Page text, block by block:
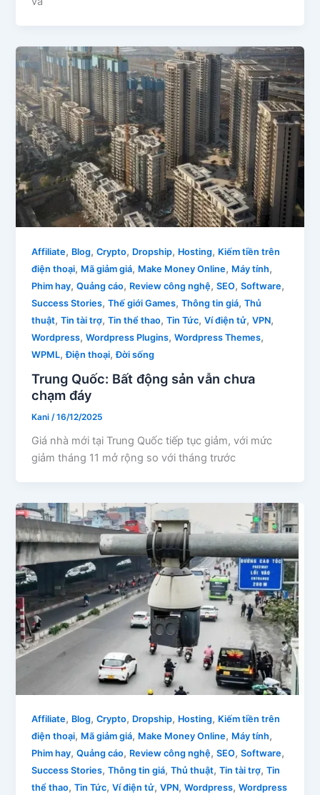
Affiliate, Blog,Crypto, Dropship, Hosting, Kiếm tiền trên
điện thoại, Mã giảm giá, Make Money Online, Máy tính,
Phim hay,Quảng cáo, Review công nghệ,SEO,Software,
Success Stories,Thế giới Games,Thông tin giá,Thủ
thuật,Tin tài trợ,Tin thể thao,Tin Tức,Ví điện tử,VPN,
Wordpress,Wordpress Plugins,Wordpress Themes,
WPML,Điện thoại,Đời sống
Trung Quốc: Bất động sản vẫn chưa
chạm đáy
Kani/16/12/2025
Giá nhà mới tại Trung Quốc tiếp tục giảm, với mức
giảm tháng 11 mở rộng so với tháng trước
Affiliate, Blog,Crypto, Dropship, Hosting, Kiếm tiền trên
điện thoại, Mã giảm giá, Make Money Online, Máy tính,
Phim hay,Quảng cáo, Review công nghệ,SEO,Software,
Success Stories,Thông tin giá,Thủ thuật,Tin tài trợ,Tin
thể thao,Tin Tức,Ví điện tử,VPN,Wordpress,Wordpress